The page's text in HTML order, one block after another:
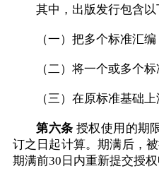
其中，出版发行包含以
（一）把多个标准汇
（二）将一个或多个
（三）在原标准基础
第六条 授权使用的期
订之日起计算。期满后，
期满前30日内重新提交授权